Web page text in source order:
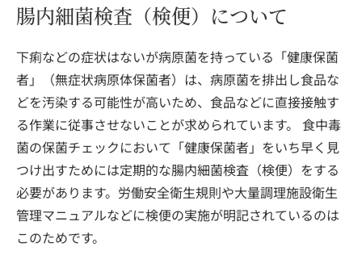
腸内細菌検査（検便）について
下痢などの症状はないが病原菌を持っている「健康保菌
者」（無症状病原体保菌者）は、病原菌を排出し食品な
どを汚染する可能性が高いため、食品などに直接接触す
る作業に従事させないことが求められています。 食中毒
菌の保菌チェックにおいて「健康保菌者」をいち早く見
つけ出すためには定期的な腸内細菌検査（検便）をする
必要があります。労働安全衛生規則や大量調理施設衛生
管理マニュアルなどに検便の実施が明記されているのは
このためです。